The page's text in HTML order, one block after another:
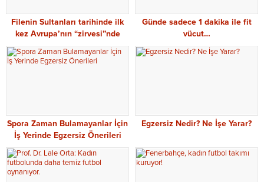
Filenin Sultanları tarihinde ilk
kez Avrupa’nın “zirvesi”nde
Günde sadece 1 dakika ile fit
vücut…
Spora Zaman Bulamayanlar İçin
İş Yerinde Egzersiz Önerileri
Egzersiz Nedir? Ne İşe Yarar?